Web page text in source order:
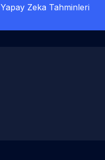
Yapay Zeka Tahminleri